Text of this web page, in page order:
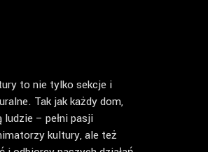
to nie tylko sekcje i
Tak jak każdy dom,
– pełni pasji
kultury, ale też